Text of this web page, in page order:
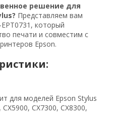
решение для
Представляем вам
который
печати и совместим с
Epson.
для моделей Epson Stylus
CX7300, CX8300,